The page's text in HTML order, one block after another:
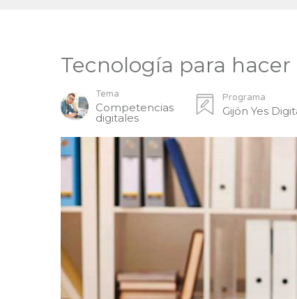
Tecnología para
Tema
Competencias
digitales
Programa
Gijón Yes